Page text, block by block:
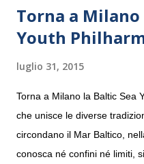
Torna a Milano
Youth
luglio 31, 2015
Torna a Milano la Baltic Sea
che unisce le diverse
circondano il Mar Baltico,
conosca né confini né limiti,